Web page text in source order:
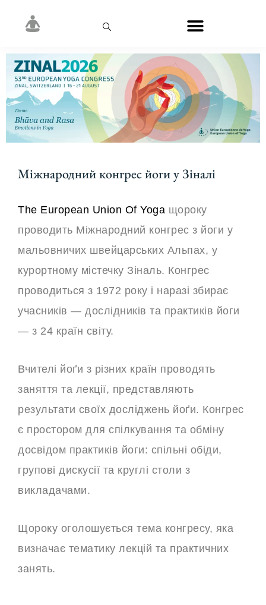
Міжнародний конгрес йоги у Зіналі
The European Union Of Yoga щороку
проводить Міжнародний конгрес з йоги у
мальовничих швейцарських Альпах, у
курортному містечку Зіналь. Конгрес
проводиться з 1972 року і наразі збирає
учасників — дослідників та практиків йоги
— з 24 країн світу.
Вчителі йоґи з різних країн проводять
заняття та лекції, представляють
результати своїх досліджень йоґи. Конгрес
є простором для спілкування та обміну
досвідом практиків йоги: спільні обіди,
групові дискусії та круглі столи з
викладачами.
Щороку оголошується тема конгресу, яка
визначає тематику лекцій та практичних
занять.